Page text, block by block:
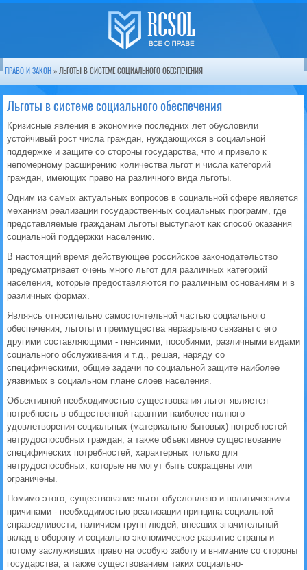
ПРАВО И ЗАКОН » ЛЬГОТЫ В СИСТЕМЕ СОЦИАЛЬНОГО ОБЕСПЕЧЕНИЯ
Льготы в системе социального обеспечения
Кризисные явления в экономике последних лет обусловили
устойчивый рост числа граждан, нуждающихся в социальной
поддержке и защите со стороны государства, что и привело к
непомерному расширению количества льгот и числа категорий
граждан, имеющих право на различного вида льготы.
Одним из самых актуальных вопросов в социальной сфере является
механизм реализации государственных социальных программ, где
представляемые гражданам льготы выступают как способ оказания
социальной поддержки населению.
В настоящий время действующее российское законодательство
предусматривает очень много льгот для различных категорий
населения, которые предоставляются по различным основаниям и в
различных формах.
Являясь относительно самостоятельной частью социального
обеспечения, льготы и преимущества неразрывно связаны с его
другими составляющими - пенсиями, пособиями, различными видами
социального обслуживания и т.д., решая, наряду со
специфическими, общие задачи по социальной защите наиболее
уязвимых в социальном плане слоев населения.
Объективной необходимостью существования льгот является
потребность в общественной гарантии наиболее полного
удовлетворения социальных (материально-бытовых) потребностей
нетрудоспособных граждан, а также объективное существование
специфических потребностей, характерных только для
нетрудоспособных, которые не могут быть сокращены или
ограничены.
Помимо этого, существование льгот обусловлено и политическими
причинами - необходимостью реализации принципа социальной
справедливости, наличием групп людей, внесших значительный
вклад в оборону и социально-экономическое развитие страны и
потому заслуживших право на особую заботу и внимание со стороны
государства, а также существованием таких социально-